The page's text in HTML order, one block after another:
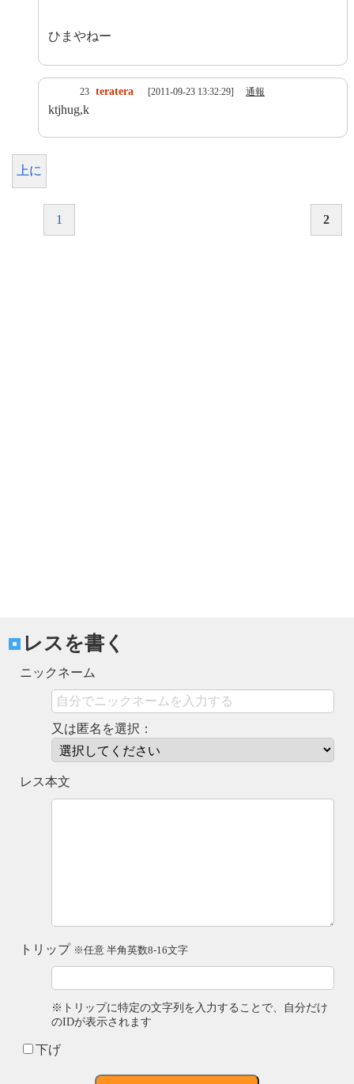
ひまやねー
23 teratera [2011-09-23 13:32:29] 通報
ktjhug,k
上に
1 2
レスを書く
ニックネーム
又は匿名を選択：
レス本文
トリップ ※任意 半角英数8-16文字
※トリップに特定の文字列を入力することで、自分だけ
のIDが表示されます
下げ